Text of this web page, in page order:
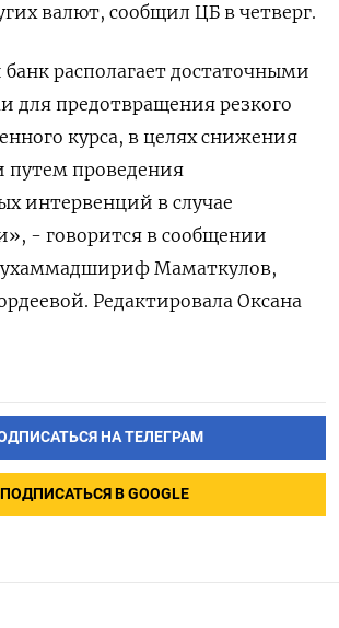
валют, сообщил ЦБ в четверг.
располагает достаточными
для предотвращения резкого
курса, в целях снижения
путем проведения
интервенций в случае
- говорится в сообщении
Маматкулов,
Редактировала Оксана
НА ТЕЛЕГРАМ
ПОДПИСАТЬСЯ В GOOGLE